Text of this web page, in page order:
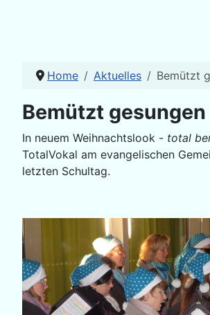
Home Aktuelles Bemützt
Bemützt gesungen
In neuem Weihnachtslook - total
TotalVokal am evangelischen
letzten Schultag.